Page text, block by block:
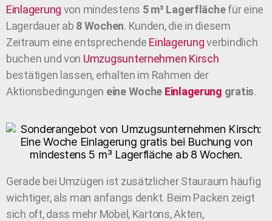
Einlagerung von mindestens 5 m³ Lagerflächefür eine
Lagerdauer ab 8 Wochen. Kunden, die in diesem
Zeitraum eine entsprechende Einlagerungverbindlich
buchen und von Umzugsunternehmen Kirsch
bestätigen lassen, erhalten im Rahmen der
Aktionsbedingungen eine Woche Einlagerung gratis.
Gerade bei Umzügen ist zusätzlicher Stauraum häufig
wichtiger, als man anfangs denkt. Beim Packen zeigt
sich oft, dass mehr Möbel, Kartons, Akten,